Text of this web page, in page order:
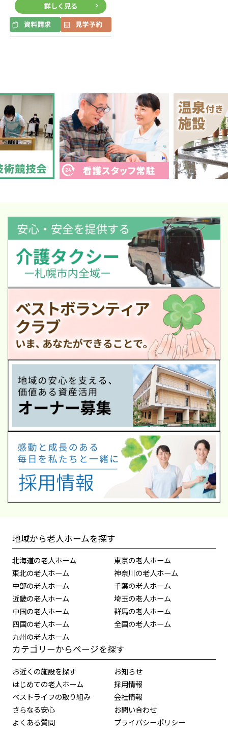
詳しく見る
地域から老人ホームを探す
北海道の老人ホーム
東北の老人ホーム
中部の老人ホーム
近畿の老人ホーム
中国の老人ホーム
四国の老人ホーム
九州の老人ホーム
東京の老人ホーム
神奈川の老人ホーム
千葉の老人ホーム
埼玉の老人ホーム
群馬の老人ホーム
全国の老人ホーム
カテゴリーからページを探す
お近くの施設を探す
はじめての老人ホーム
ベストライフの取り組み
さらなる安心
よくある質問
お知らせ
採用情報
会社情報
お問い合わせ
プライバシーポリシー